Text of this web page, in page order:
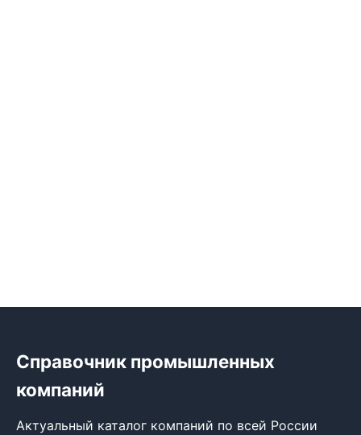
Справочник промышленных
компаний
Актуальный каталог компаний по всей России